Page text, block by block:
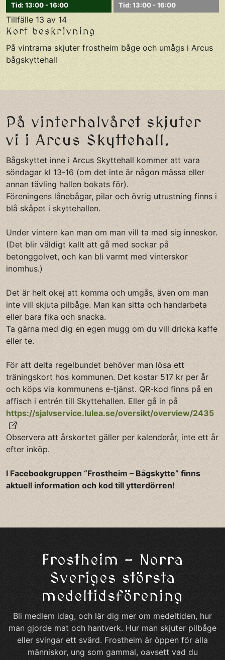
Tid: 13:00 - 16:00
Tid: 13:00 - 16:00
Tillfälle 13 av 14
Kort beskrivning
På vintrarna skjuter frostheim båge och umågs i Arcus
bågskyttehall
På vinterhalvåret skjuter
vi i Arcus Skyttehall.
Bågskyttet inne i Arcus Skyttehall kommer att vara
söndagar kl 13-16 (om det inte är någon mässa eller
annan tävling hallen bokats för).
Föreningens lånebågar, pilar och övrig utrustning finns i
blå skåpet i skyttehallen.
Under vintern kan man om man vill ta med sig inneskor.
(Det blir väldigt kallt att gå med sockar på
betonggolvet, och kan bli varmt med vinterskor
inomhus.)
Det är helt okej att komma och umgås, även om man
inte vill skjuta pilbåge. Man kan sitta och handarbeta
eller bara fika och snacka.
Ta gärna med dig en egen mugg om du vill dricka kaffe
eller te.
För att delta regelbundet behöver man lösa ett
träningskort hos kommunen. Det kostar 517 kr per år
och köps via kommunens e-tjänst. QR-kod finns på en
affisch i entrén till Skyttehallen. Eller gå in på
https://sjalvservice.lulea.se/oversikt/overview/2435
Observera att årskortet gäller per kalenderår, inte ett år
efter inköp.
I Facebookgruppen “Frostheim – Bågskytte” finns
aktuell information och kod till ytterdörren!
Frostheim – Norra
Sveriges största
medeltidsförening
Bli medlem idag, och lär dig mer om medeltiden, hur
man gjorde mat och hantverk. Hur man skjuter pilbåge
eller svingar ett svärd. Frostheim är öppen för alla
människor, ung som gammal, oavsett vad du